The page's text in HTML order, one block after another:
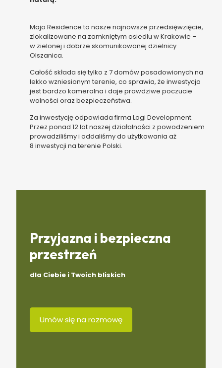
Majo Residence to nasze najnowsze przedsięwzięcie,
zlokalizowane na zamkniętym osiedlu w Krakowie –
w zielonej i dobrze skomunikowanej dzielnicy
Olszanica.
Całość składa się tylko z 7 domów posadowionych na
lekko wzniesionym terenie, co sprawia, że inwestycja
jest bardzo kameralna i daje prawdziwe poczucie
wolności oraz bezpieczeństwa.
Za inwestycję odpowiada firma Logi Development.
Przez ponad 12 lat naszej działalności z powodzeniem
prowadziliśmy i oddaliśmy do użytkowania aż
8 inwestycji na terenie Polski.
Przyjazna i bezpieczna
przestrzeń
dla Ciebie i Twoich bliskich
Umów się na rozmowę